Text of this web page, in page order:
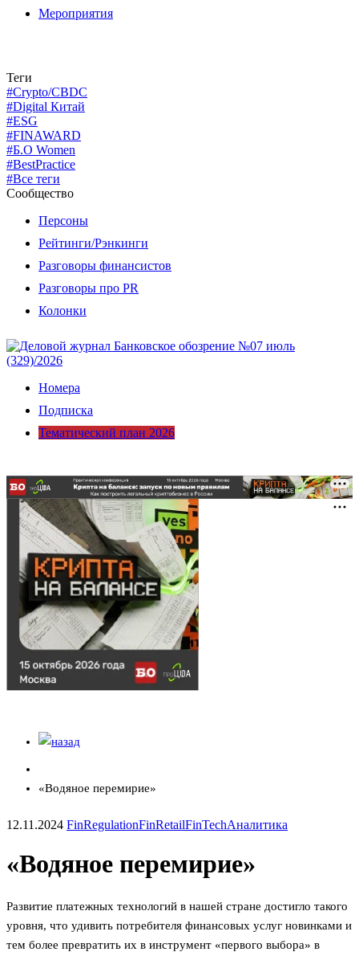
Мероприятия
Теги
#Crypto/CBDC
#Digital Китай
#ESG
#FINAWARD
#Б.О Women
#BestPractice
#Все теги
Сообщество
Персоны
Рейтинги/Рэнкинги
Разговоры финансистов
Разговоры про PR
Колонки
Номера
Подписка
Тематический план 2026
«Водяное перемирие»
12.11.2024 FinRegulationFinRetailFinTechАналитика
«Водяное перемирие»
Развитие платежных технологий в нашей стране достигло такого
уровня, что удивить потребителя финансовых услуг новинками и
тем более превратить их в инструмент «первого выбора» в